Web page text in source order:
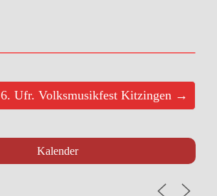
6. Ufr. Volksmusikfest Kitzingen →
Kalender